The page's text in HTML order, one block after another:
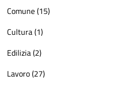
Comune (15)
Cultura (1)
Edilizia (2)
Lavoro (27)